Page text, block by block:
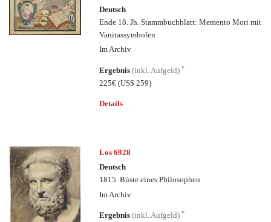
Deutsch
Ende 18. Jh. Stammbuchblatt: Memento Mori mit
Vanitassymbolen
Im Archiv
Ergebnis(inkl. Aufgeld)*
225€(US$ 259)
Details
Los 6928
Deutsch
1815. Büste eines Philosophen
Im Archiv
Ergebnis(inkl. Aufgeld)*